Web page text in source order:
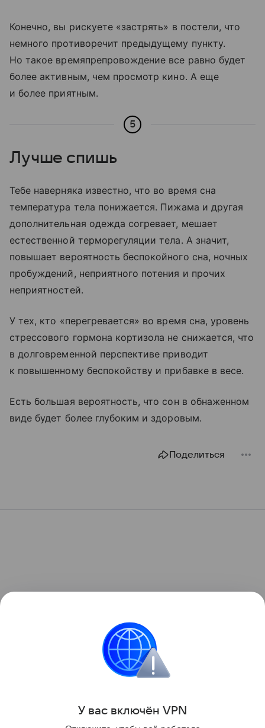
Конечно, вы рискуете «застрять» в постели, что
немного противоречит предыдущему пункту.
Но такое времяпрепровождение все равно будет
более активным, чем просмотр кино. А еще
и более приятным.
5
Лучше спишь
Тебе наверняка известно, что во время сна
температура тела понижается. Пижама и другая
дополнительная одежда согревает, мешает
естественной терморегуляции тела. А значит,
повышает вероятность беспокойного сна, ночных
пробуждений, неприятного потения и прочих
неприятностей.
У тех, кто «перегревается» во время сна, уровень
стрессового гормона кортизола не снижается, что
в долговременной перспективе приводит
к повышенному беспокойству и прибавке в весе.
Есть большая вероятность, что сон в обнаженном
виде будет более глубоким и здоровым.
Поделиться
У вас включён VPN